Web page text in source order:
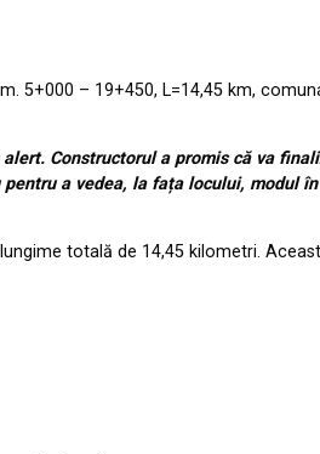
5+000 – 19+450, L=14,45 km,
Constructorul a promis că va
a vedea, la fața locului, modul
totală de 14,45 kilometri.